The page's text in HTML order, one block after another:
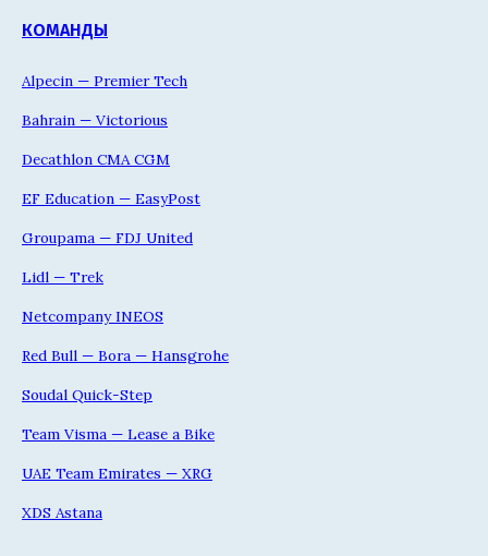
КОМАНДЫ
Alpecin — Premier Tech
Bahrain — Victorious
Decathlon CMA CGM
EF Education — EasyPost
Groupama — FDJ United
Lidl — Trek
Netcompany INEOS
Red Bull — Bora — Hansgrohe
Soudal Quick-Step
Team Visma — Lease a Bike
UAE Team Emirates — XRG
XDS Astana